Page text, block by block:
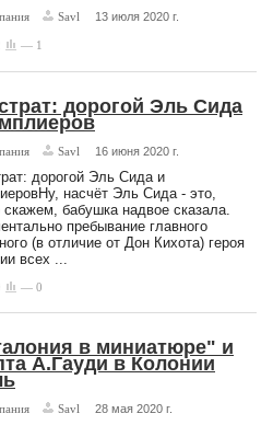
Savl 13 июля 2020 г.
— 1
дорогой Эль Сида
Savl 16 июня 2020 г.
дорогой Эль Сида и
насчёт Эль Сида - это,
скажем, бабушка надвое сказала.
пребывание главного
(в отличие от Дон Кихота) героя
всех ...
— 0
в миниатюре" и
А.Гауди в Колонии
Savl 28 мая 2020 г.